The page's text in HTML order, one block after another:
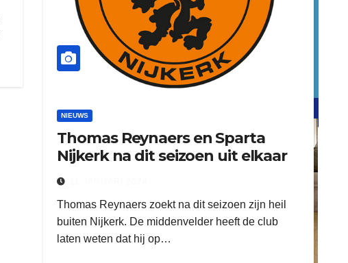
word vrijwilliger (1)
refreshed webdesign putten
NIEUWS
Thomas Reynaers en Sparta
Nijkerk na dit seizoen uit elkaar
Thomas Reynaers zoekt na dit seizoen zijn heil
buiten Nijkerk. De middenvelder heeft de club
laten weten dat hij op…